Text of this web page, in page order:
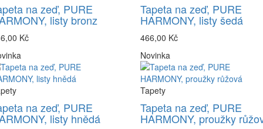
na zeď, PURE
listy bronz
Kč
Tapeta na zeď, PURE
HARMONY, listy šedá
466,00 Kč
na zeď, PURE
listy hnědá
Novinka
Tapety
Tapeta na zeď, PURE
HARMONY, proužky